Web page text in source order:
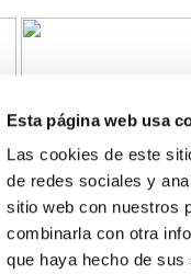
Esta página web usa
Las cookies de este
de redes sociales y
sitio web con nuestros
combinarla con otra
que haya hecho de sus
de la Unión
el sobrecoste